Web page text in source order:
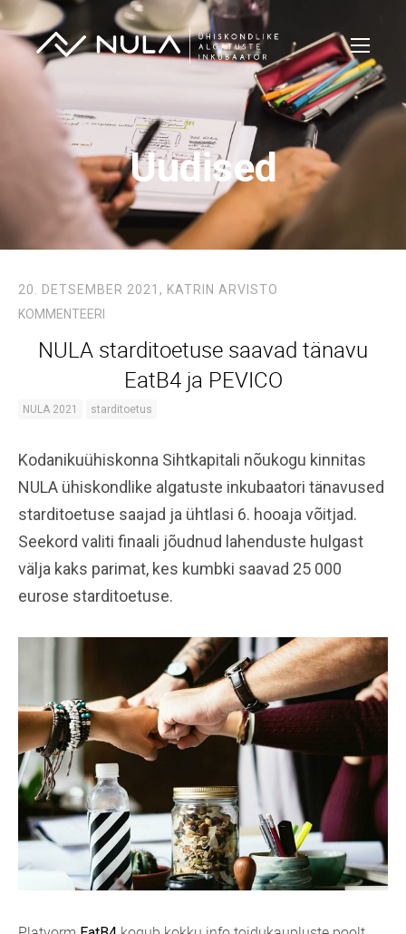
Uudised
20. DETSEMBER 2021, KATRIN ARVISTO
KOMMENTEERI
NULA starditoetuse saavad tänavu
EatB4 ja PEVICO
NULA 2021 starditoetus
Kodanikuühiskonna Sihtkapitali nõukogu kinnitas
NULA ühiskondlike algatuste inkubaatori tänavused
starditoetuse saajad ja ühtlasi 6. hooaja võitjad.
Seekord valiti finaali jõudnud lahenduste hulgast
välja kaks parimat, kes kumbki saavad 25 000
eurose starditoetuse.